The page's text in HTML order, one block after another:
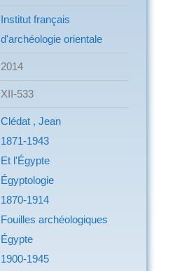
Institut français
d'archéologie orientale
2014
XII-533
Clédat , Jean
1871-1943
Et l'Égypte
Égyptologie
1870-1914
Fouilles archéologiques
Égypte
1900-1945